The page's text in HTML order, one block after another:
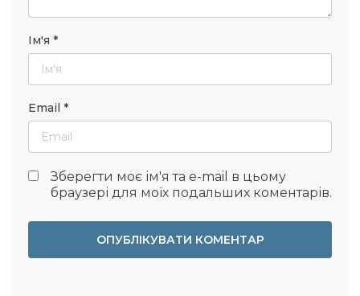
Ім'я *
Email *
Зберегти моє ім'я та e-mail в цьому
браузері для моїх подальших коментарів.